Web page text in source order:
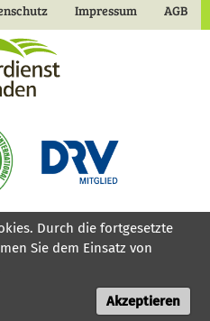
Impressum AGB
Durch die fortgesetzte
Sie dem Einsatz von
Akzeptieren